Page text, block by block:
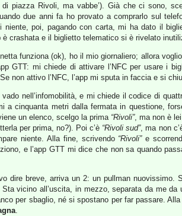
piazza Rivoli, ma vabbe’). Già che ci sono,
due anni fa ho provato a comprarlo sul
niente, poi, pagando con carta, mi ha dato il
è crashata e il biglietto telematico si è rivelato
funziona (ok), ho il mio giornaliero; allora
GTT: mi chiede di attivare l’NFC per usare i
non attivo l’NFC, l’app mi sputa in faccia e si
vado nell’infomobilità, e mi chiede il codice di
a cinquanta metri dalla fermata in questione,
un elenco, scelgo la prima “Rivoli”, ma non è
per prima, no?). Poi c’è “Rivoli sud”, ma non
niente. Alla fine, scrivendo “Rivoli”e
e l’app GTT mi dice che non sa quando
dire breve, arriva un 2: un pullman nuovissimo.
Sta vicino all’uscita, in mezzo, separata da me
per sbaglio, né si spostano per far passare.
.